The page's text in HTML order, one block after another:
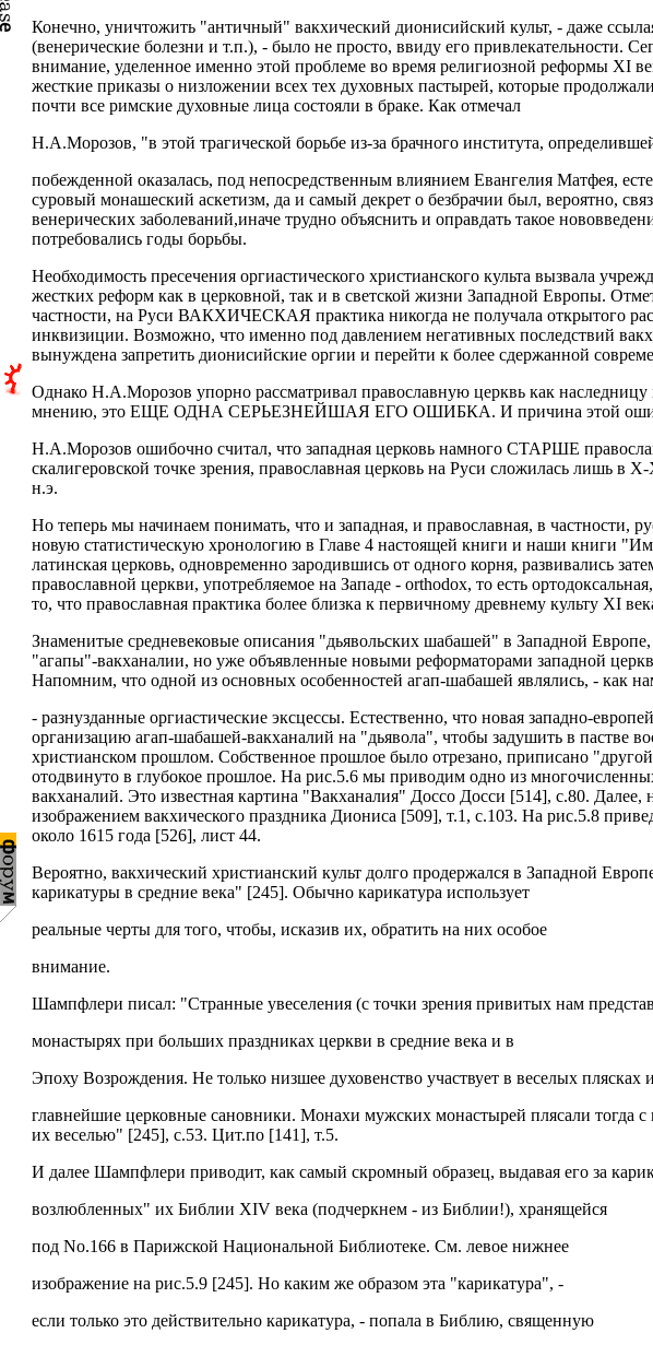
Конечно, уничтожить "античный" вакхический дионисийский культ, - даже
(венерические болезни и т.п.), - было не просто, ввиду его привлекательности.
внимание, уделенное именно этой проблеме во время религиозной реформы XI
жесткие приказы о низложении всех тех духовных пастырей, которые
почти все римские духовные лица состояли в браке. Как отмечал
Н.А.Морозов, "в этой трагической борьбе из-за брачного института,
побежденной оказалась, под непосредственным влиянием Евангелия Матфея,
суровый монашеский аскетизм, да и самый декрет о безбрачии был, вероятно,
венерических заболеваний,иначе трудно объяснить и оправдать такое
потребовались годы борьбы.
Необходимость пресечения оргиастического христианского культа вызвала
жестких реформ как в церковной, так и в светской жизни Западной
частности, на Руси ВАКХИЧЕСКАЯ практика никогда не получала открытого
инквизиции. Возможно, что именно под давлением негативных последствий
вынуждена запретить дионисийские оргии и перейти к более сдержанной
Однако Н.А.Морозов упорно рассматривал православную церквь как
мнению, это ЕЩЕ ОДНА СЕРЬЕЗНЕЙШАЯ ЕГО ОШИБКА. И причина этой
Н.А.Морозов ошибочно считал, что западная церковь намного СТАРШЕ
скалигеровской точке зрения, православная церковь на Руси сложилась лишь в
н.э.
Но теперь мы начинаем понимать, что и западная, и православная, в
новую статистическую хронологию в Главе 4 настоящей книги и наши книги
латинская церковь, одновременно зародившись от одного корня, развивались
православной церкви, употребляемое на Западе - orthodox, то есть
то, что православная практика более близка к первичному древнему культу XI
Знаменитые средневековые описания "дьявольских шабашей" в Западной
"агапы"-вакханалии, но уже объявленные новыми реформаторами западной
Напомним, что одной из основных особенностей агап-шабашей являлись, - как
- разнузданные оргиастические эксцессы. Естественно, что новая западно-
организацию агап-шабашей-вакханалий на "дьявола", чтобы задушить в пастве
христианском прошлом. Собственное прошлое было отрезано, приписано
отодвинуто в глубокое прошлое. На рис.5.6 мы приводим одно из
вакханалий. Это известная картина "Вакханалия" Доссо Досси [514], с.80. Далее,
изображением вакхического праздника Диониса [509], т.1, с.103. На рис.5.8
около 1615 года [526], лист 44.
Вероятно, вакхический христианский культ долго продержался в Западной
карикатуры в средние века" [245]. Обычно карикатура использует
реальные черты для того, чтобы, исказив их, обратить на них особое
внимание.
Шампфлери писал: "Странные увеселения (с точки зрения привитых нам
монастырях при больших праздниках церкви в средние века и в
Эпоху Возрождения. Не только низшее духовенство участвует в веселых
главнейшие церковные сановники. Монахи мужских монастырей плясали тогда
их веселью" [245], c.53. Цит.по [141], т.5.
И далее Шампфлери приводит, как самый скромный образец, выдавая его за
возлюбленных" их Библии XIV века (подчеркнем - из Библии!), хранящейся
под No.166 в Парижской Национальной Библиотеке. См. левое нижнее
изображение на рис.5.9 [245]. Но каким же образом эта "карикатура", -
если только это действительно карикатура, - попала в Библию, священную